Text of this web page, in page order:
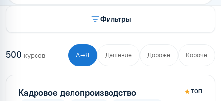
Фильтры
500 курсов А→Я Дешевле Дороже Короче
Кадровое делопроизводство ТОП